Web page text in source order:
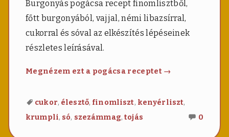
Burgonyás pogácsa recept finomlisztből,
főtt burgonyából, vajjal, némi libazsírral,
cukorral és sóval az elkészítés lépéseinek
részletes leírásával.
Megnézem ezt a pogácsa receptet Burgonyás
→
cukor, élesztő, finomliszt, kenyérliszt,
krumpli, só, szezámmag,tojás 0
még